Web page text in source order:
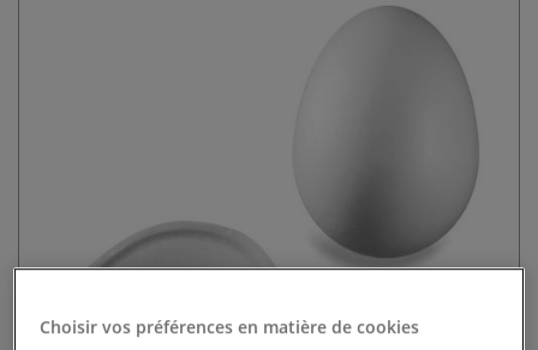
Choisir vos préférences en matière de cookies